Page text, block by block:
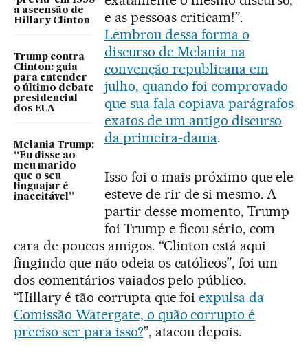
a ascensão de
Hillary Clinton
Trump contra
Clinton: guia
para entender
o último debate
presidencial
dos EUA
Melania Trump:
“Eu disse ao
meu marido
que o seu
linguajar é
inaceitável”
e as pessoas criticam!”.
Lembrou dessa forma o
discurso de Melania na
convenção republicana em
julho, quando foi comprovado
que sua fala copiava parágrafos
exatos de um antigo discurso
da primeira-dama.
Isso foi o mais próximo que ele
esteve de rir de si mesmo. A
partir desse momento, Trump
foi Trump e ficou sério, com
cara de poucos amigos. “Clinton está aqui
fingindo que não odeia os católicos”, foi um
dos comentários vaiados pelo público.
“Hillary é tão corrupta que foiexpulsa da
Comissão Watergate, o quão corrupto é
preciso ser para isso?”, atacou depois.